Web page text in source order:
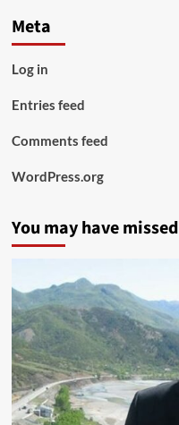
Meta
Log in
Entries feed
Comments feed
WordPress.org
You may have missed